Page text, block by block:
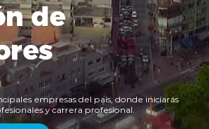
de
empresas del país, donde iniciarás
y carrera profesional.